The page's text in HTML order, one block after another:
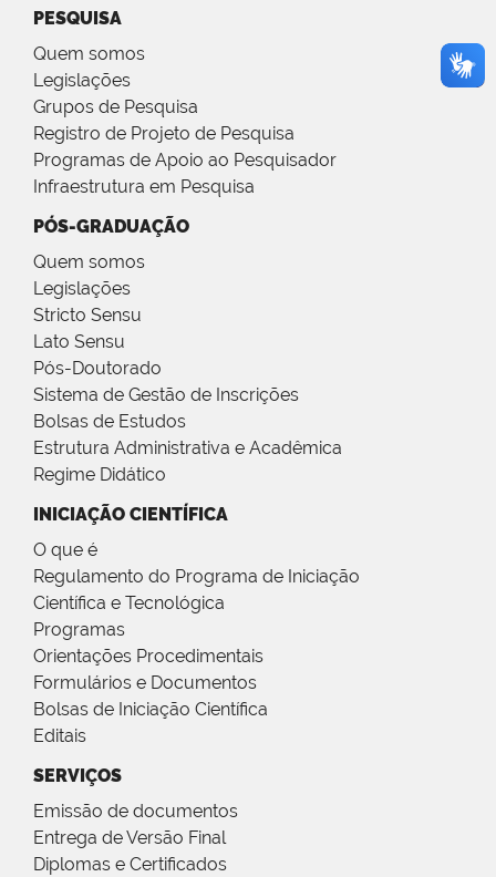
PESQUISA
Quem somos
Legislações
Grupos de Pesquisa
Registro de Projeto de Pesquisa
Programas de Apoio ao Pesquisador
Infraestrutura em Pesquisa
PÓS-GRADUAÇÃO
Quem somos
Legislações
Stricto Sensu
Lato Sensu
Pós-Doutorado
Sistema de Gestão de Inscrições
Bolsas de Estudos
Estrutura Administrativa e Acadêmica
Regime Didático
INICIAÇÃO CIENTÍFICA
O que é
Regulamento do Programa de Iniciação
Científica e Tecnológica
Programas
Orientações Procedimentais
Formulários e Documentos
Bolsas de Iniciação Científica
Editais
SERVIÇOS
Emissão de documentos
Entrega de Versão Final
Diplomas e Certificados